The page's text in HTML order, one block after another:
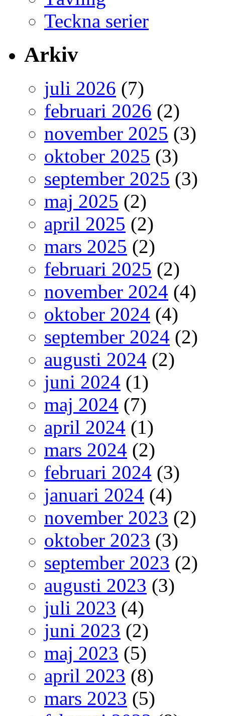
Teckna serier
Arkiv
juli 2026 (7)
februari 2026 (2)
november 2025 (3)
oktober 2025 (3)
september 2025 (3)
maj 2025 (2)
april 2025 (2)
mars 2025 (2)
februari 2025 (2)
november 2024 (4)
oktober 2024 (4)
september 2024 (2)
augusti 2024 (2)
juni 2024 (1)
maj 2024 (7)
april 2024 (1)
mars 2024 (2)
februari 2024 (3)
januari 2024 (4)
november 2023 (2)
oktober 2023 (3)
september 2023 (2)
augusti 2023 (3)
juli 2023 (4)
juni 2023 (2)
maj 2023 (5)
april 2023 (8)
mars 2023 (5)